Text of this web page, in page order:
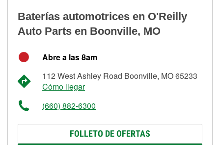
Baterías automotrices en O'Reilly
Auto Parts en Boonville, MO
Abre a las 8am
112 West Ashley Road Boonville, MO 65233
Cómo llegar
(660) 882-6300
FOLLETO DE OFERTAS